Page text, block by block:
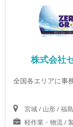
株式会社
全国各エリアに事
宮城 / 山形 / 福島 / 茨城 / 群馬 / 栃木 / 埼玉 / 千葉 / 東京 / 神奈川 / 山梨 / 長野 / 岐阜 / 静岡 / 愛知 /
軽作業・物流 /